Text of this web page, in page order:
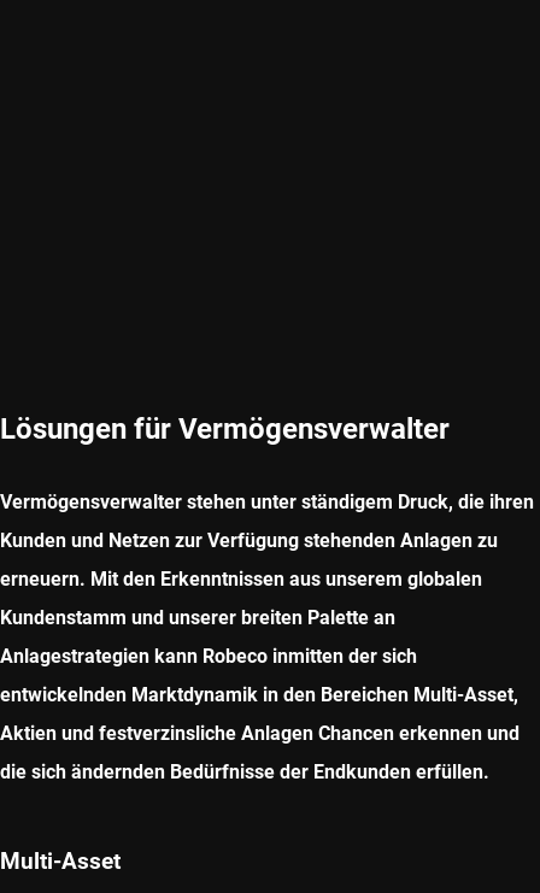
Lösungen für Vermögensverwalter
Vermögensverwalter stehen unter ständigem Druck, die ihren
Kunden und Netzen zur Verfügung stehenden Anlagen zu
erneuern. Mit den Erkenntnissen aus unserem globalen
Kundenstamm und unserer breiten Palette an
Anlagestrategien kann Robeco inmitten der sich
entwickelnden Marktdynamik in den Bereichen Multi-Asset,
Aktien und festverzinsliche Anlagen Chancen erkennen und
die sich ändernden Bedürfnisse der Endkunden erfüllen.
Multi-Asset